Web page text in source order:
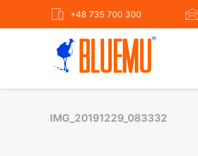
+48 735 700 300
IMG_20191229_083332